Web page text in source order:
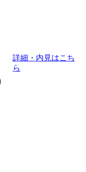
詳細・内見はこち
ら